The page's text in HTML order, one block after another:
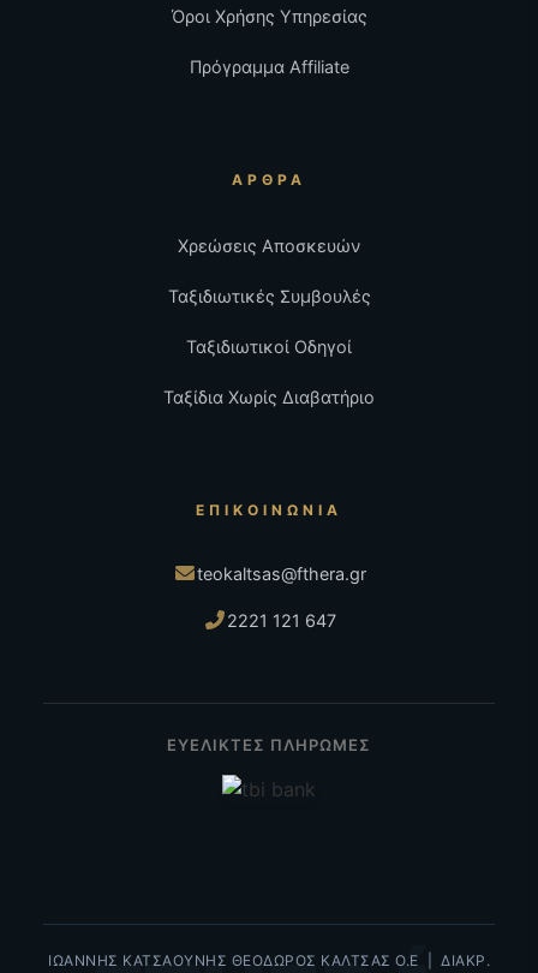
Όροι Χρήσης Υπηρεσίας
Πρόγραμμα Affiliate
ΆΡΘΡΑ
Χρεώσεις Αποσκευών
Ταξιδιωτικές Συμβουλές
Ταξιδιωτικοί Οδηγοί
Ταξίδια Χωρίς Διαβατήριο
ΕΠΙΚΟΙΝΩΝΊΑ
teokaltsas@fthera.gr
2221 121 647
ΕΥΕΛΙΚΤΕΣ ΠΛΗΡΩΜΕΣ
ΙΩΑΝΝΗΣ ΚΑΤΣΑΟΥΝΗΣ ΘΕΟΔΩΡΟΣ ΚΑΛΤΣΑΣ Ο.Ε | ΔΙΑΚΡ.